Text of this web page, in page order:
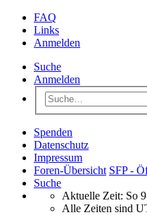
FAQ
Links
Anmelden
Suche
Anmelden
Spenden
Datenschutz
Impressum
Foren-Übersicht SFP -
Suche
Aktuelle Zeit: So
Alle Zeiten sind